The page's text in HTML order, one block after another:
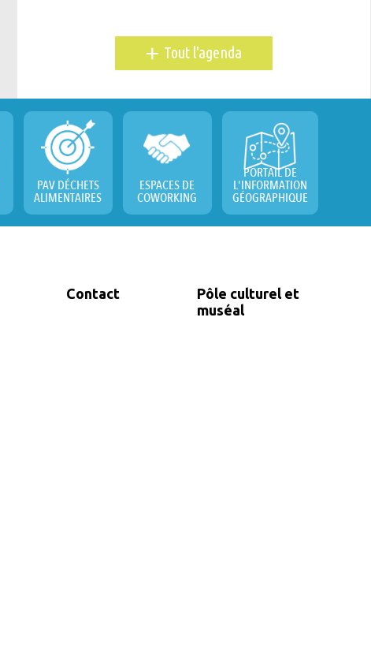
+ Tout l'agenda
PAV DÉCHETS
ALIMENTAIRES
ESPACES DE
COWORKING
PORTAIL DE
L'INFORMATION
GÉOGRAPHIQUE
Contact
Pôle culturel et
muséal